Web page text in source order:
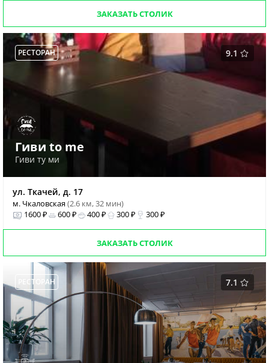
ЗАКАЗАТЬ СТОЛИК
9.1
РЕСТОРАН
Гиви to me
Гиви ту ми
ул. Ткачей, д. 17
м. Чкаловская(2.6 км, 32 мин)
1600 ₽
600 ₽ 400 ₽ 300 ₽ 300 ₽
ЗАКАЗАТЬ СТОЛИК
7.1
РЕСТОРАН